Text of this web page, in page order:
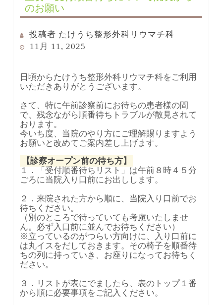
のお願い
投稿者 たけうち整形外科リウマチ科
POSTED
11月 11, 2025
日頃からたけうち整形外科リウマチ科をご利用
いただきありがとうございます。
さて、特に午前診察前にお待ちの患者様の間
で、残念ながら順番待ちトラブルが散見されて
おります。
今いち度、当院のやり方にご理解賜りますよう
お願いと改めてご案内差し上げます。
【診察オープン前の待ち方】
１．「受付順番待ちリスト」は午前８時４５分
ごろに当院入り口前にお出しします。
２．来院された方から順に、当院入り口前でお
待ちください。
（別のところで待っていても考慮いたしませ
ん。必ず入口前に並んでお待ちください）
※立っているのがつらい方向けに、入り口前に
は丸イスをだしておきます。その椅子を順番待
ちの列に持っていき、お座りになってお待ちく
ださい。
３．リストが表にでましたら、表のトップ１番
から順に必要事項をご記入ください。